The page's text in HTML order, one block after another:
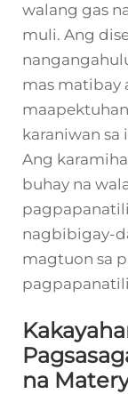
walang gas
muli. Ang
mas matibay
karaniwan
Ang
buhay na
pagpapanatili
nagbibigay-
magtuon sa
na